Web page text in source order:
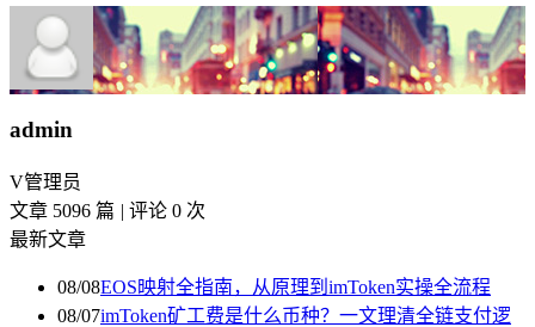
admin
V管理员
文章 5096 篇 | 评论 0 次
最新文章
08/08EOS映射全指南，从原理到imToken实操全流程
08/07imToken矿工费是什么币种？一文理清全链支付逻